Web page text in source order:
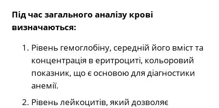
Під час загального аналізу крові
визначаються:
Рівень гемоглобіну, середній його вміст та
концентрація в еритроциті, кольоровий
показник, що є основою для діагностики
анемії.
Рівень лейкоцитів, який дозволяє